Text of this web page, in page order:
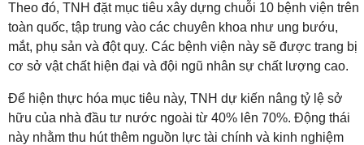
Theo đó, TNH đặt mục tiêu xây dựng chuỗi 10 bệnh viện trên
toàn quốc, tập trung vào các chuyên khoa như ung bướu,
mắt, phụ sản và đột quỵ. Các bệnh viện này sẽ được trang bị
cơ sở vật chất hiện đại và đội ngũ nhân sự chất lượng cao.
Để hiện thực hóa mục tiêu này, TNH dự kiến nâng tỷ lệ sở
hữu của nhà đầu tư nước ngoài từ 40% lên 70%. Động thái
này nhằm thu hút thêm nguồn lực tài chính và kinh nghiệm